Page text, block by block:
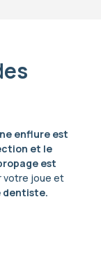
enflure est
et le
est
votre joue et
dentiste.